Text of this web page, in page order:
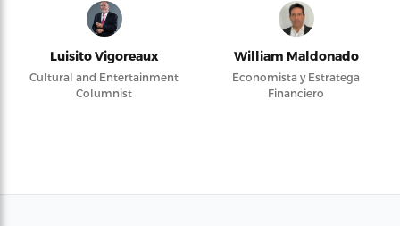
Luisito Vigoreaux
Cultural and Entertainment
Columnist
William Maldonado
Economista y Estratega
Financiero